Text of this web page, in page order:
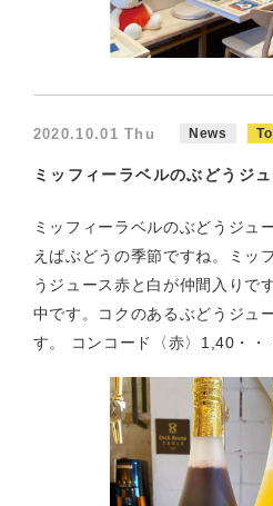
2020.10.01 Thu News
ミッフィーラベルのぶどうジュ
ミッフィーラベルのぶどうジュ
えばぶどうの季節ですね。ミッ
うジュース赤と白が仲間入りで
中です。コクのあるぶどうジュ
す。 コンコード〈赤〉1,40・・